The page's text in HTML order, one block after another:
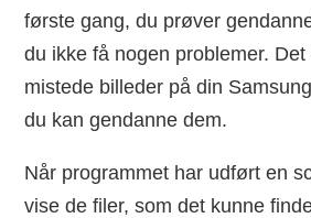
første gang, du prøver
du ikke få nogen problemer.
mistede billeder på din
du kan gendanne dem.
Når programmet har udført en
vise de filer, som det kunne